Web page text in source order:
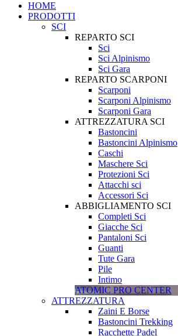
HOME
PRODOTTI
SCI
REPARTO SCI
Sci
Sci Alpinismo
Sci Gara
REPARTO SCARPONI
Scarponi
Scarponi Alpinismo
Scarponi Gara
ATTREZZATURA SCI
Bastoncini
Bastoncini Alpinismo
Caschi
Maschere Sci
Protezioni Sci
Attacchi sci
Accessori Sci
ABBIGLIAMENTO SCI
Completi Sci
Giacche Sci
Pantaloni Sci
Guanti
Tute Gara
Pile
Intimo
ATOMIC PRO CENTER
ATTREZZATURA
Zaini E Borse
Bastoncini Trekking
Racchette Padel